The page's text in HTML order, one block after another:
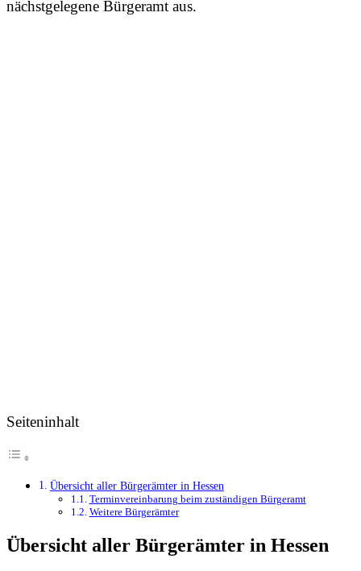
nächstgelegene Bürgeramt aus.
Seiteninhalt
Übersicht aller Bürgerämter in Hessen
Terminvereinbarung beim zuständigen Bürgeramt
Weitere Bürgerämter
Übersicht aller Bürgerämter in Hessen